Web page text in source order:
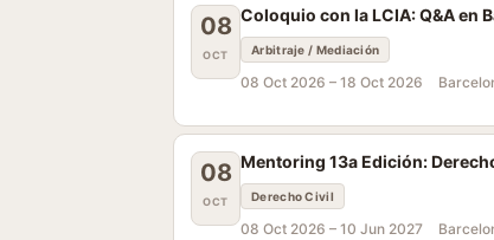
08
OCT
Coloquio con la LCIA: Q&A en
Arbitraje / Mediación
08 Oct 2026 – 18 Oct 2026
08
OCT
Mentoring 13a Edición:
Derecho Civil
08 Oct 2026 – 10 Jun 2027